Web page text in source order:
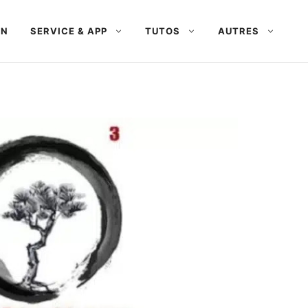
SERVICE & APP TUTOS AUTRES